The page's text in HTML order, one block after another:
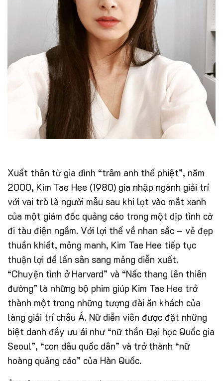
Xuất thân từ gia đình “trâm anh thế phiệt”, năm
2000, Kim Tae Hee (1980) gia nhập ngành giải trí
với vai trò là người mẫu sau khi lọt vào mắt xanh
của một giám đốc quảng cáo trong một dịp tình cờ
đi tàu điện ngầm. Với lợi thế về nhan sắc – vẻ đẹp
thuần khiết, mỏng manh, Kim Tae Hee tiếp tục
thuận lợi để lấn sân sang mảng diễn xuất.
“Chuyện tình ở Harvard” và “Nấc thang lên thiên
đường” là những bộ phim giúp Kim Tae Hee trở
thành một trong những tượng đài ăn khách của
làng giải trí châu Á. Nữ diễn viên được đặt những
biệt danh đầy ưu ái như “nữ thần Đại học Quốc gia
Seoul”, “con dâu quốc dân” và trở thành “nữ
hoàng quảng cáo” của Hàn Quốc.